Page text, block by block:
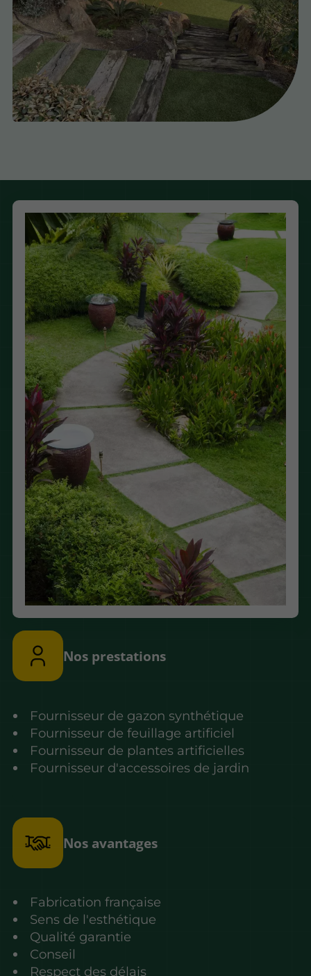
Nos prestations
Fournisseur de gazon synthétique
Fournisseur de feuillage artificiel
Fournisseur de plantes artificielles
Fournisseur d'accessoires de jardin
Nos avantages
Fabrication française
Sens de l'esthétique
Qualité garantie
Conseil
Respect des délais